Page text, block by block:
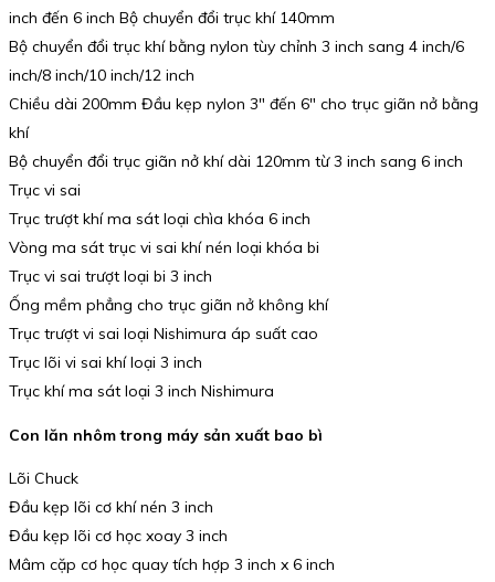
inch đến 6 inch Bộ chuyển đổi trục khí 140mm
Bộ chuyển đổi trục khí bằng nylon tùy chỉnh 3 inch sang 4 inch/6
inch/8 inch/10 inch/12 inch
Chiều dài 200mm Đầu kẹp nylon 3″ đến 6″ cho trục giãn nở bằng
khí
Bộ chuyển đổi trục giãn nở khí dài 120mm từ 3 inch sang 6 inch
Trục vi sai
Trục trượt khí ma sát loại chìa khóa 6 inch
Vòng ma sát trục vi sai khí nén loại khóa bi
Trục vi sai trượt loại bi 3 inch
Ống mềm phẳng cho trục giãn nở không khí
Trục trượt vi sai loại Nishimura áp suất cao
Trục lõi vi sai khí loại 3 inch
Trục khí ma sát loại 3 inch Nishimura
Con lăn nhôm trong máy sản xuất bao bì
Lõi Chuck
Đầu kẹp lõi cơ khí nén 3 inch
Đầu kẹp lõi cơ học xoay 3 inch
Mâm cặp cơ học quay tích hợp 3 inch x 6 inch